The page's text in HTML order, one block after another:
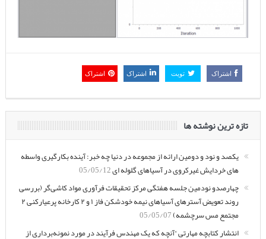
یکصد و نود و دومین ارائه از مجموعه در دنیا چه خبر: آینده بکارگیری
واسطه های خردایش غیرکروی در آسیاهای گلوله ای05/05/12
چهارصدو نودمین جلسه هفتگی مرکز تحقیقات فرآوری مواد کاشی‌گر
کارخانه پرعیارکنی ۲ مجتمع مس سرچشمه)
05/05/07